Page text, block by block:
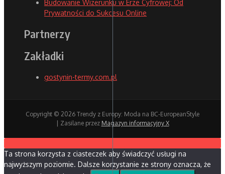
Budowanie Wizerunku w Erze Cyfrowej: Od
Prywatności do Sukcesu Online
Partnerzy
Zakładki
gostynin-termy.com.pl
Copyright © 2026 Trendy z Europy: Moda na BC-EuropeanStyle
| Zasilane przez Magazyn informacyjny X
Ta strona korzysta z ciasteczek aby świadczyć usługi na
najwyższym poziomie. Dalsze korzystanie ze strony oznacza, że